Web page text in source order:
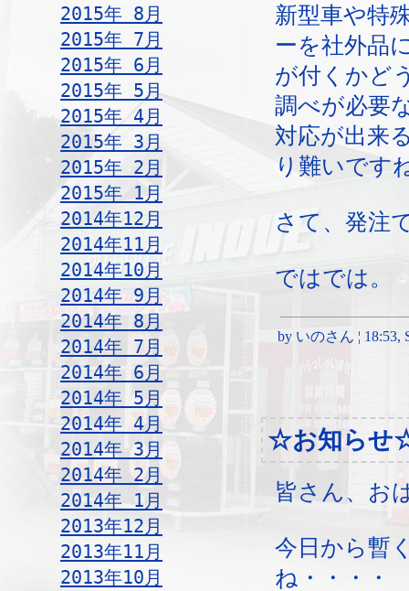
2015年 8月
2015年 7月
2015年 6月
2015年 5月
2015年 4月
2015年 3月
2015年 2月
2015年 1月
2014年12月
2014年11月
2014年10月
2014年 9月
2014年 8月
2014年 7月
2014年 6月
2014年 5月
2014年 4月
2014年 3月
2014年 2月
2014年 1月
2013年12月
2013年11月
2013年10月
新型車や特
ーを社外品
が付くかど
調べが必要
対応が出来
り難いです
さて、発注
ではでは。
by いのさん ¦ 18:53,
☆お知らせ
皆さん、お
今日から暫
ね・・・・